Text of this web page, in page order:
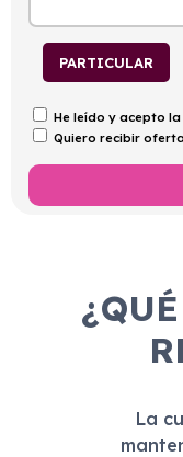
PARTICULAR
He leído y acepto la
Quiero recibir
La